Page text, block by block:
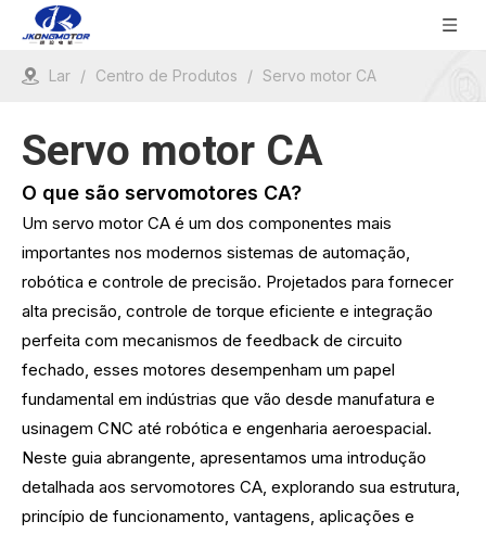
Lar / Centro de Produtos / Servo motor CA
Servo motor CA
O que são servomotores CA?
Um servo motor CA é um dos componentes mais
importantes nos modernos sistemas de automação,
robótica e controle de precisão. Projetados para fornecer
alta precisão, controle de torque eficiente e integração
perfeita com mecanismos de feedback de circuito
fechado, esses motores desempenham um papel
fundamental em indústrias que vão desde manufatura e
usinagem CNC até robótica e engenharia aeroespacial.
Neste guia abrangente, apresentamos uma introdução
detalhada aos servomotores CA, explorando sua estrutura,
princípio de funcionamento, vantagens, aplicações e